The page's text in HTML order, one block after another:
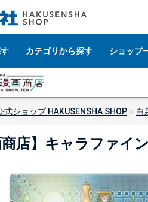
カテゴリから探す ショップ
式ショップ HAKUSENSHA SHOP 白
商店】キャラファイ